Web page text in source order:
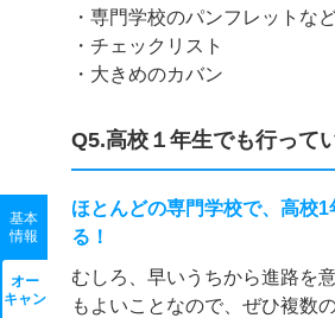
基本
情報
オー
キャン
・専門学校のパンフレットな
・チェックリスト
・大きめのカバン
Q5.高校１年生でも行って
ほとんどの専門学校で、高校1
る！
むしろ、早いうちから進路を
もよいことなので、ぜひ複数